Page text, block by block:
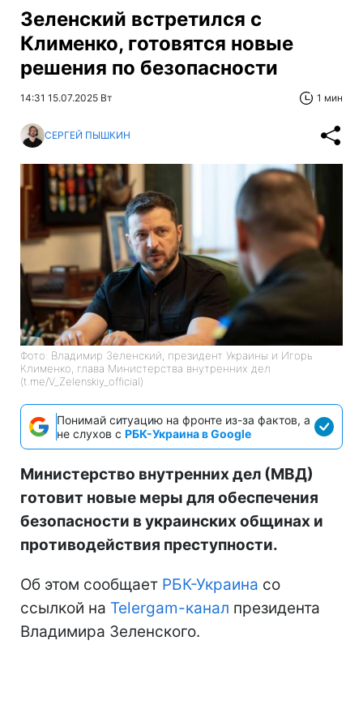
Зеленский встретился с
Клименко, готовятся новые
решения по безопасности
14:31 15.07.2025 Вт 1 мин
СЕРГЕЙ ПЫШКИН
Фото: Владимир Зеленский, президент Украины и Игорь
Клименко, глава Министерства внутренних дел
(t.me/V_Zelenskiy_official)
Понимай ситуацию на фронте из-за фактов, а
не слухов с РБК-Украина в Google
Министерство внутренних дел (МВД)
готовит новые меры для обеспечения
безопасности в украинских общинах и
противодействия преступности.
Об этом сообщает РБК-Украина со
ссылкой на Telergam-канал президента
Владимира Зеленского.